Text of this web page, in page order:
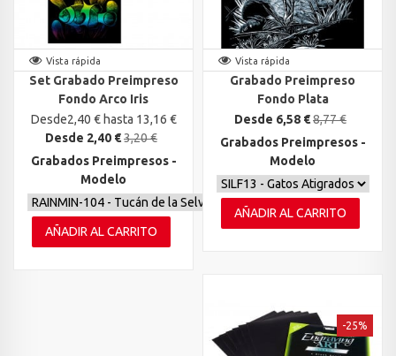
Vista rápida
Set Grabado Preimpreso
Fondo Arco Iris
Desde2,40 € hasta 13,16 €
Desde 2,40 €3,20 €
Grabados Preimpresos -
Modelo
AÑADIR AL CARRITO
Vista rápida
Grabado Preimpreso
Fondo Plata
Desde 6,58 €8,77 €
Grabados Preimpresos -
Modelo
AÑADIR AL CARRITO
-25%